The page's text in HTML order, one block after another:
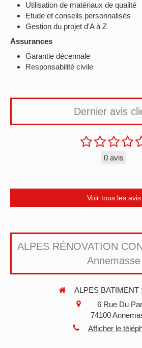
Utilisation de matériaux de qualité
Etude et conseils personnalisés
Gestion du projet d'A à Z
Assurances
Garantie décennale
Responsabilité civile
Dernier avis
0 avis
Voir tous les avis
ALPES RÉNOVATION
Annemasse
ALPES BATIMENT
6 Rue Du
74100
Afficher le